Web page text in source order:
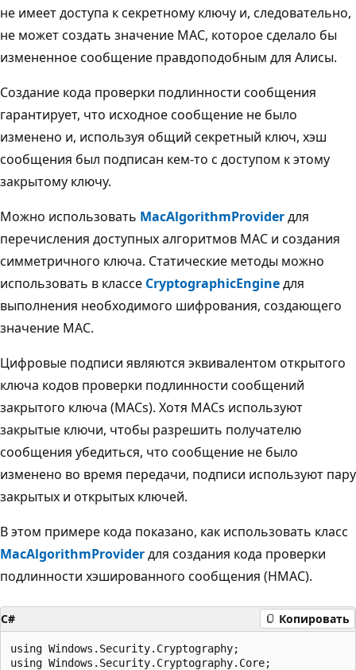
не имеет доступа к секретному ключу и, следовательно,
не может создать значение MAC, которое сделало бы
измененное сообщение правдоподобным для Алисы.
Создание кода проверки подлинности сообщения
гарантирует, что исходное сообщение не было
изменено и, используя общий секретный ключ, хэш
сообщения был подписан кем-то с доступом к этому
закрытому ключу.
Можно использовать MacAlgorithmProviderдля
перечисления доступных алгоритмов MAC и создания
симметричного ключа. Статические методы можно
использовать в классе CryptographicEngineдля
выполнения необходимого шифрования, создающего
значение MAC.
Цифровые подписи являются эквивалентом открытого
ключа кодов проверки подлинности сообщений
закрытого ключа (MACs). Хотя MACs используют
закрытые ключи, чтобы разрешить получателю
сообщения убедиться, что сообщение не было
изменено во время передачи, подписи используют пару
закрытых и открытых ключей.
В этом примере кода показано, как использовать класс
MacAlgorithmProviderдля создания кода проверки
подлинности хэшированного сообщения (HMAC).
C# Копировать
using Windows.Security.Cryptography;
using Windows.Security.Cryptography.Core;